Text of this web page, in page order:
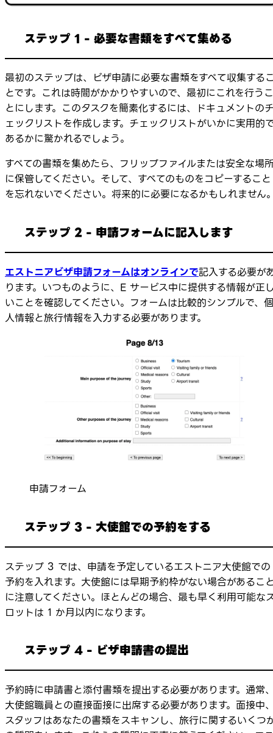
ステップ 1 - 必要な書類をすべて集める
最初のステップは、ビザ申請に必要な書類をすべて収集する
とです。これは時間がかかりやすいので、最初にこれを行うこ
とにします。このタスクを簡素化するには、ドキュメントの
ェックリストを作成します。チェックリストがいかに実用的
あるかに驚かれるでしょう。
すべての書類を集めたら、フリップファイルまたは安全な場
に保管してください。そして、すべてのものをコピーすること
を忘れないでください。将来的に必要になるかもしれません
ステップ 2 - 申請フォームに記入します
エストニアビザ申請フォームはオンラインで記入する必要が
ります。いつものように、E サービス中に提供する情報が正
いことを確認してください。フォームは比較的シンプルで、個
人情報と旅行情報を入力する必要があります。
申請フォーム
ステップ 3 - 大使館での予約をする
ステップ 3 では、申請を予定しているエストニア大使館での
予約を入れます。大使館には早期予約枠がない場合があるこ
に注意してください。ほとんどの場合、最も早く利用可能な
ロットは 1 か月以内になります。
ステップ 4 - ビザ申請書の提出
予約時に申請書と添付書類を提出する必要があります。通常
大使館職員との直接面接に出席する必要があります。面接中
スタッフはあなたの書類をスキャンし、旅行に関するいくつ